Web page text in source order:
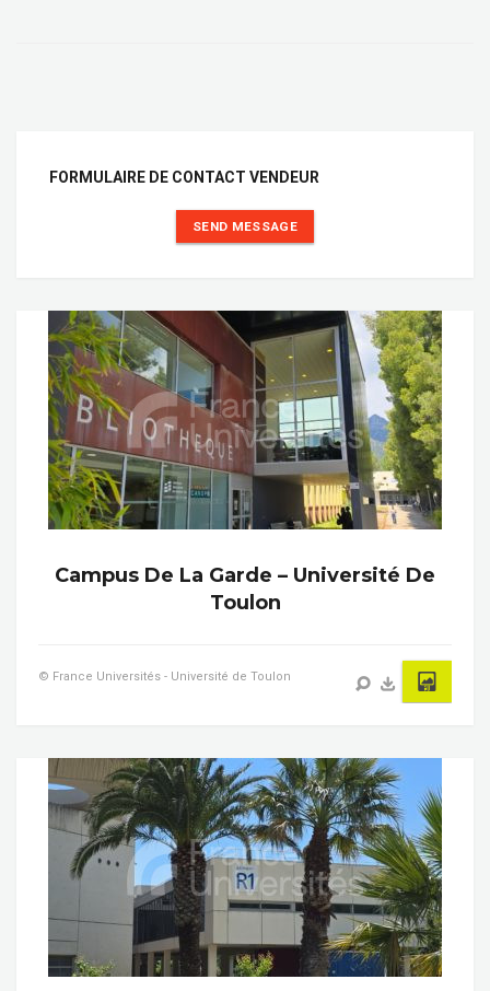
FORMULAIRE DE CONTACT VENDEUR
SEND MESSAGE
Campus De La Garde – Université De
Toulon
© France Universités - Université de Toulon